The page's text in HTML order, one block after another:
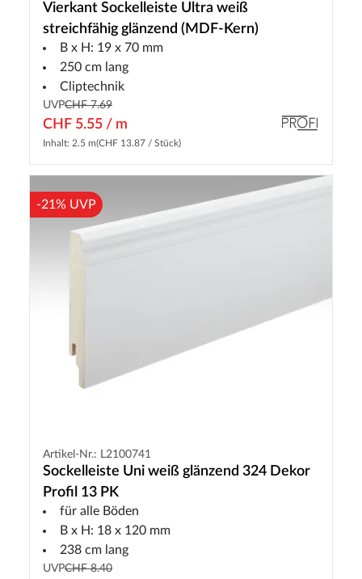
Vierkant Sockelleiste Ultra weiß
streichfähig glänzend (MDF-Kern)
B x H: 19 x 70 mm
250 cm lang
Cliptechnik
UVPCHF 7.69
CHF 5.55 / m
Inhalt: 2.5 m(CHF 13.87 / Stück)
-21% UVP
Artikel-Nr.: L2100741
Sockelleiste Uni weiß glänzend 324 Dekor
Profil 13 PK
für alle Böden
B x H: 18 x 120 mm
238 cm lang
UVPCHF 8.40